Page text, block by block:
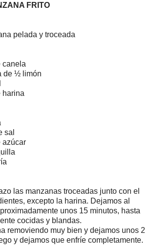
FRITO
pelada y troceada
canela
de ½ limón
harina
sal
azúcar
las manzanas troceadas junto con el
excepto la harina. Dejamos al
unos 15 minutos, hasta
cocidas y blandas.
removiendo muy bien y dejamos unos 2
y dejamos que enfríe completamente.